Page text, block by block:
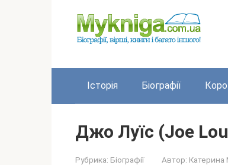
Історія Біографії
Джо Луїс (Joe
Рубрика: Біографії Автор: Катерина